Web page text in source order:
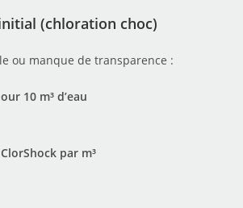
(chloration choc)
ou manque de transparence :
10 m³ d’eau
par m³